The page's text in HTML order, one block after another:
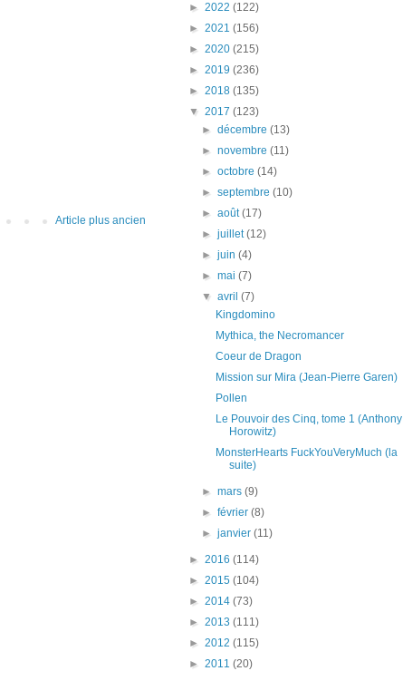
Article plus ancien
► 2022 (122)
► 2021 (156)
► 2020 (215)
► 2019 (236)
► 2018 (135)
▼ 2017 (123)
►décembre(13)
►novembre(11)
►octobre(14)
►septembre(10)
►août(17)
►juillet(12)
►juin(4)
►mai(7)
▼avril(7)
Kingdomino
Mythica, the Necromancer
Coeur de Dragon
Mission sur Mira (Jean-Pierre Garen)
Pollen
Le Pouvoir des Cinq, tome 1 (Anthony
Horowitz)
MonsterHearts FuckYouVeryMuch (la
suite)
►mars(9)
►février(8)
►janvier(11)
► 2016 (114)
► 2015 (104)
► 2014 (73)
► 2013 (111)
► 2012 (115)
► 2011 (20)